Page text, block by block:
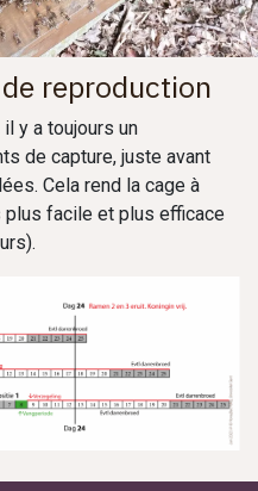
reproduction
y a toujours un
de capture, juste avant
Cela rend la cage à
plus facile et plus efficace